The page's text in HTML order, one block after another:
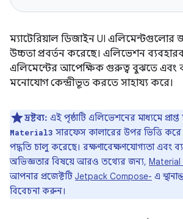
ম্যাটেরিয়াল ডিজাইন UI এলিমেন্টগুলোর
উচ্চতা প্রবর্তন করেছে। এলিভেশন
এলিমেন্টের আপেক্ষিক গুরুত্ব বুঝতে এবং
মনোযোগ কেন্দ্রীভূত করতে সাহায্য করে।
দ্রষ্টব্য: এই পৃষ্ঠাটি এলিভেশনের মাধ্যমে প্রাপ্ত
Material3 সারফেস কালারের উপর ভিত্তি
পদ্ধতি চালু করেছে। রক্ষণাবেক্ষণযোগ্যতা এবং
অভিজ্ঞতার বিষয়ে আরও তথ্যের জন্য, Material
আপনার প্রজেক্টটি Jetpack Compose- এ
বিবেচনা করুন।